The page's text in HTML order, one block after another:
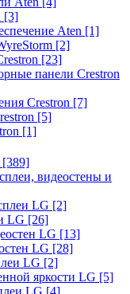
[3]
Aten [1]
[2]
[23]
панели Crestron
Crestron [7]
[5]
[1]
[389]
видеостены и
LG [2]
LG [26]
LG [13]
LG [28]
LG [2]
яркости LG [5]
LG [4]